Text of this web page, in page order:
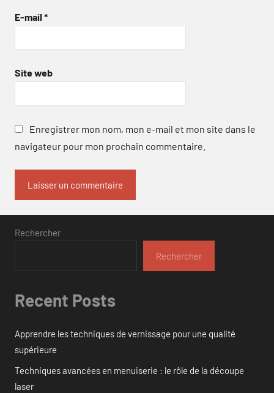
E-mail *
Site web
Enregistrer mon nom, mon e-mail et mon site dans le
navigateur pour mon prochain commentaire.
Rechercher
Rechercher
Recent Posts
Apprendre les techniques de vernissage pour une qualité
supérieure
Techniques avancées en menuiserie : le rôle de la découpe
laser